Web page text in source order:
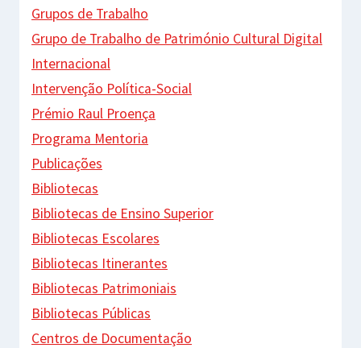
Grupos de Trabalho
Grupo de Trabalho de Património Cultural Digital
Internacional
Intervenção Política-Social
Prémio Raul Proença
Programa Mentoria
Publicações
Bibliotecas
Bibliotecas de Ensino Superior
Bibliotecas Escolares
Bibliotecas Itinerantes
Bibliotecas Patrimoniais
Bibliotecas Públicas
Centros de Documentação